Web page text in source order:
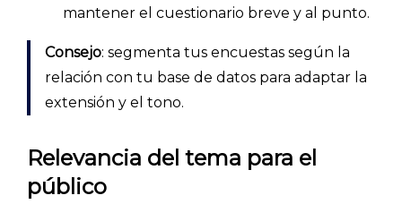
INICIO
mantener el cuestionario breve y al punto.
Consejo: segmenta tus encuestas según la
relación con tu base de datos para adaptar la
extensión y el tono.
Relevancia del tema para el
público